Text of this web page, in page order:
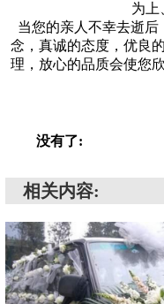
为上
当您的亲人不幸去逝
念，真诚的态度，优良
理，放心的品质会使您
没有了:
相关内容: